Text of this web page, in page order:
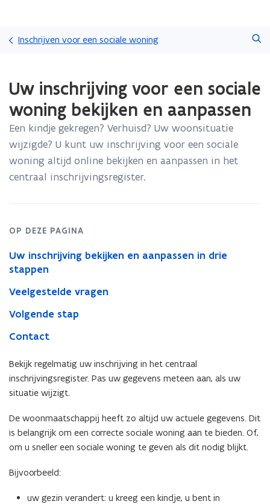
en
naar
gaan
Inschrijven voor een sociale woning
met
laden.
bevindt
zich
op:
Uw
inschrijving
bekijken
aanpassen
Uw inschrijving voor een sociale
woning bekijken en aanpassen
Een kindje gekregen? Verhuisd? Uw woonsituatie
wijzigde? U kunt uw inschrijving voor een sociale
woning altijd online bekijken en aanpassen in het
centraal inschrijvingsregister.
OP DEZE PAGINA
Uw inschrijving bekijken en aanpassen in drie
stappen
Veelgestelde vragen
Volgende stap
Contact
Bekijk regelmatig uw inschrijving in het centraal
inschrijvingsregister. Pas uw gegevens meteen aan, als uw
situatie wijzigt.
De woonmaatschappij heeft zo altijd uw actuele gegevens. Dit
is belangrijk om een correcte sociale woning aan te bieden. Of,
om u sneller een sociale woning te geven als dit nodig blijkt.
Bijvoorbeeld:
uw gezin verandert: u kreeg een kindje, u bent in